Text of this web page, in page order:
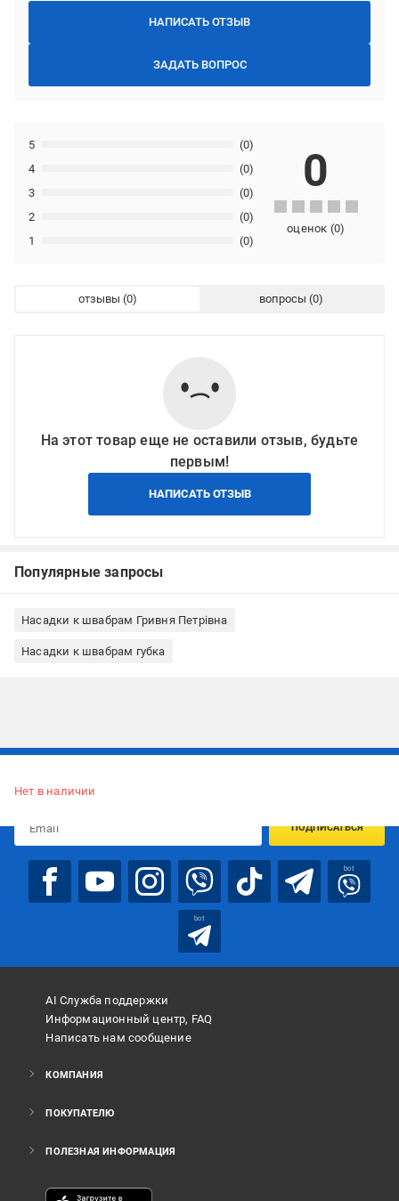
НАПИСАТЬ ОТЗЫВ
ЗАДАТЬ ВОПРОС
1 (0)
2 (0)
3 (0)
4 (0)
5 (0)
0
оценок (0)
отзывы вопросы
На этот товар еще не оставили отзыв, будьте
первым!
НАПИСАТЬ ОТЗЫВ
Популярные запросы
Насадки к швабрам Гривня Петрівна
Насадки к швабрам губка
Нет в наличии
ПОДПИСАТЬСЯ
bot
bot
AI Служба поддержки
Информационный центр, FAQ
Написать нам сообщение
КОМПАНИЯ
ПОКУПАТЕЛЮ
ПОЛЕЗНАЯ ИНФОРМАЦИЯ